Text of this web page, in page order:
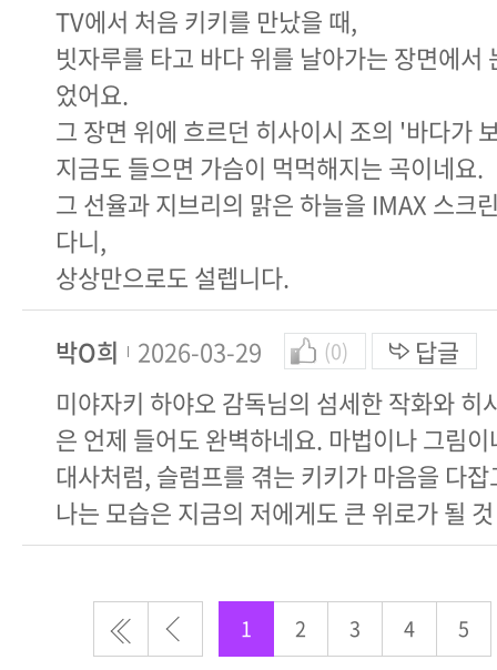
TV에서 처음 키키를 만났을 때,
빗자루를 타고 바다 위를 날아가는 장면에서
었어요.
그 장면 위에 흐르던 히사이시 조의 '바다가
지금도 들으면 가슴이 먹먹해지는 곡이네요.
그 선율과 지브리의 맑은 하늘을 IMAX 스크
다니,
상상만으로도 설렙니다.
박O희 2026-03-29 (0)
답글
미야자키 하야오 감독님의 섬세한 작화와 히
은 언제 들어도 완벽하네요. 마법이나 그림
대사처럼, 슬럼프를 겪는 키키가 마음을 다
나는 모습은 지금의 저에게도 큰 위로가 될
1 2 3 4 5